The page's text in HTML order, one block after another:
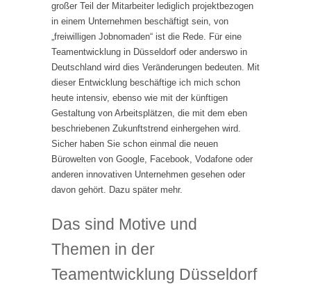
großer Teil der Mitarbeiter lediglich projektbezogen
in einem Unternehmen beschäftigt sein, von
„freiwilligen Jobnomaden“ ist die Rede. Für eine
Teamentwicklung in Düsseldorf oder anderswo in
Deutschland wird dies Veränderungen bedeuten. Mit
dieser Entwicklung beschäftige ich mich schon
heute intensiv, ebenso wie mit der künftigen
Gestaltung von Arbeitsplätzen, die mit dem eben
beschriebenen Zukunftstrend einhergehen wird.
Sicher haben Sie schon einmal die neuen
Bürowelten von Google, Facebook, Vodafone oder
anderen innovativen Unternehmen gesehen oder
davon gehört. Dazu später mehr.
Das sind Motive und
Themen in der
Teamentwicklung Düsseldorf